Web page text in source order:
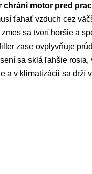
chráni motor pred
ťahať vzduch cez
sa tvorí horšie a
zase ovplyvňuje
sa sklá ľahšie rosia,
a v klimatizácii sa drží